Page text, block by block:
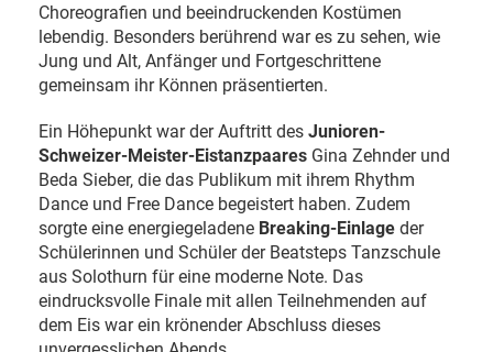
Choreografien und beeindruckenden Kostümen
lebendig. Besonders berührend war es zu sehen, wie
Jung und Alt, Anfänger und Fortgeschrittene
gemeinsam ihr Können präsentierten.
Ein Höhepunkt war der Auftritt des Junioren-
Schweizer-Meister-Eistanzpaares Gina Zehnder und
Beda Sieber, die das Publikum mit ihrem Rhythm
Dance und Free Dance begeistert haben. Zudem
sorgte eine energiegeladene Breaking-Einlage der
Schülerinnen und Schüler der Beatsteps Tanzschule
aus Solothurn für eine moderne Note. Das
eindrucksvolle Finale mit allen Teilnehmenden auf
dem Eis war ein krönender Abschluss dieses